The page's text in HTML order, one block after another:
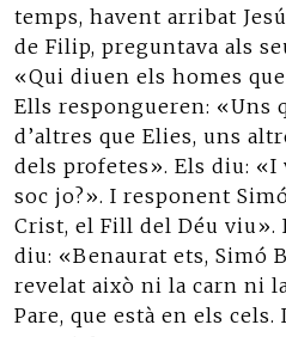
temps, havent arribat
de Filip, preguntava als
«Qui diuen els homes
Ells respongueren: «Uns
d’altres que Elies, uns
dels profetes». Els diu: «I
soc jo?». I responent
Crist, el Fill del Déu viu».
diu: «Benaurat ets, Simó
revelat això ni la carn ni
Pare, que està en els